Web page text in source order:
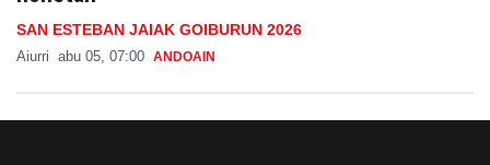
SAN ESTEBAN JAIAK GOIBURUN 2026
Aiurri abu 05, 07:00 ANDOAIN